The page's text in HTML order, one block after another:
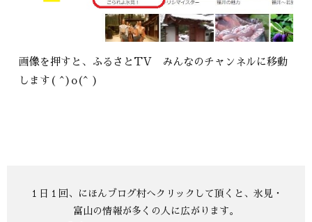
画像を押すと、ふるさとTV みんなのチャンネルに移動
します( ^)o(^ )